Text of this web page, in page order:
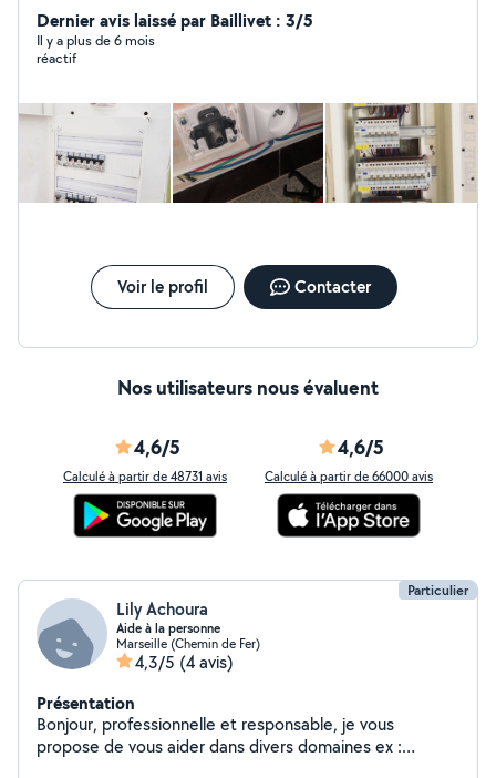
Dernier avis laissé par Baillivet : 3/5
Il y a plus de 6 mois
réactif
Voir le profil Contacter
Nos utilisateurs nous évaluent
4,6/5
Calculé à partir de 48731 avis
4,6/5
Calculé à partir de 66000 avis
Particulier
Lily Achoura
Aide à la personne
Marseille (Chemin de Fer)
4,3/5 (4 avis)
Présentation
Bonjour, professionnelle et responsable, je vous
propose de vous aider dans divers domaines ex :